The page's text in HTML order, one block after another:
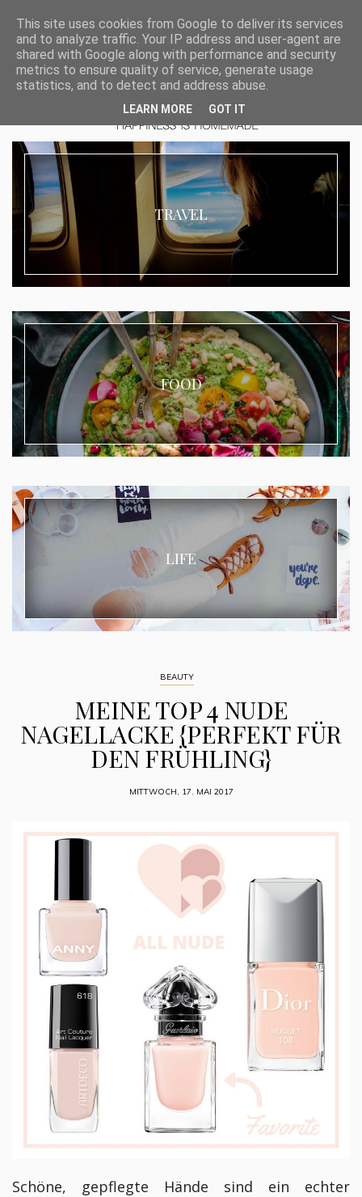
TRAVEL
FOOD
LIFE
BEAUTY
MEINE TOP 4 NUDE
NAGELLACKE {PERFEKT FÜR
DEN FRÜHLING}
MITTWOCH, 17. MAI 2017
Schöne, gepflegte Hände sind ein echter
This site uses cookies from Google to deliver its services
and to analyze traffic. Your IP address and user-agent are
shared with Google along with performance and security
metrics to ensure quality of service, generate usage
statistics, and to detect and address abuse.
LEARN MORE GOT IT